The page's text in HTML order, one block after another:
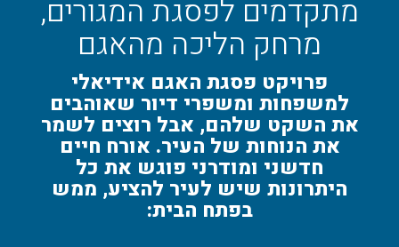
מתקדמים לפסגת המגורים,
מרחק הליכה מהאגם
פרויקט פסגת האגם אידיאלי
למשפחות ומשפרי דיור שאוהבים
את השקט שלהם, אבל רוצים לשמר
את הנוחות של העיר. אורח חיים
חדשני ומודרני פוגש את כל
היתרונות שיש לעיר להציע, ממש
בפתח הבית: